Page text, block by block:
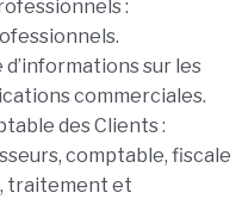
:
d’informations sur les
commerciales.
des Clients :
comptable, fiscale
traitement et